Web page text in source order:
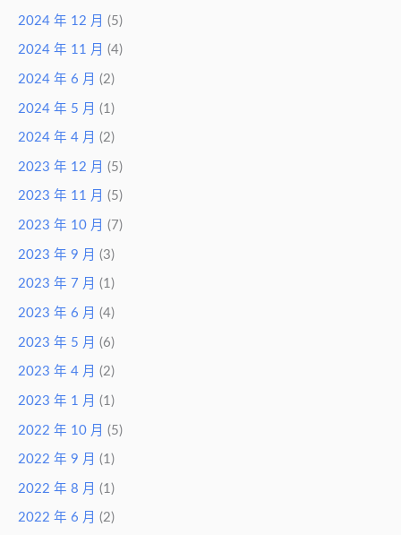
2024 年 12 月 (5)
2024 年 11 月 (4)
2024 年 6 月 (2)
2024 年 5 月 (1)
2024 年 4 月 (2)
2023 年 12 月 (5)
2023 年 11 月 (5)
2023 年 10 月 (7)
2023 年 9 月 (3)
2023 年 7 月 (1)
2023 年 6 月 (4)
2023 年 5 月 (6)
2023 年 4 月 (2)
2023 年 1 月 (1)
2022 年 10 月 (5)
2022 年 9 月 (1)
2022 年 8 月 (1)
2022 年 6 月 (2)